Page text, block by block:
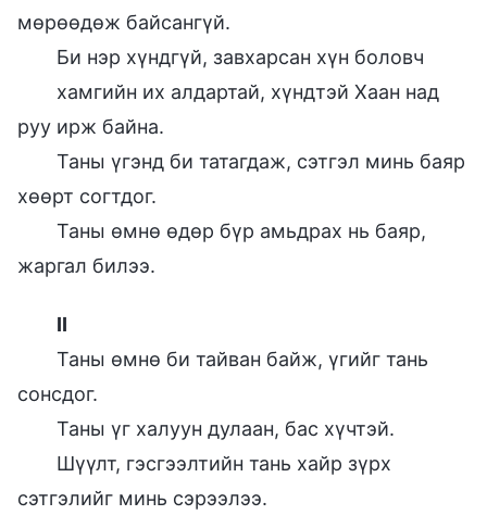
мөрөөдөж байсангүй.
Би нэр хүндгүй, завхарсан хүн боловч
хамгийн их алдартай, хүндтэй Хаан над
руу ирж байна.
Таны үгэнд би татагдаж, сэтгэл минь баяр
хөөрт согтдог.
Таны өмнө өдөр бүр амьдрах нь баяр,
жаргал билээ.
II
Таны өмнө би тайван байж, үгийг тань
сонсдог.
Таны үг халуун дулаан, бас хүчтэй.
Шүүлт, гэсгээлтийн тань хайр зүрх
сэтгэлийг минь сэрээлээ.